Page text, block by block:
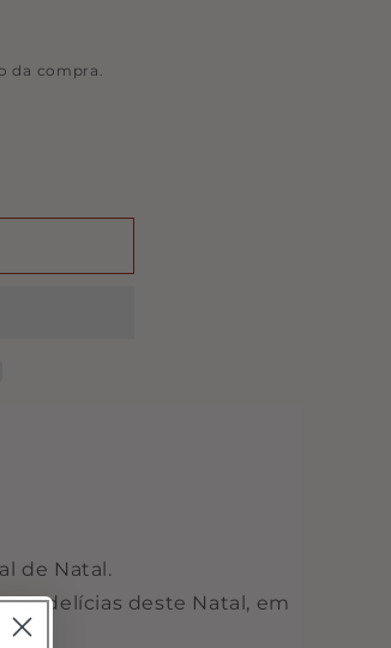
da compra.
de Natal.
as delícias deste Natal, em